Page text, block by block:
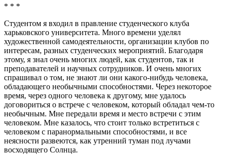
* * *
Студентом я входил в правление студенческого клуба
харьковского университета. Много времени уделял
художественной самодеятельности, организации клубов по
интересам, разных студенческих мероприятий. Благодаря
этому, я знал очень многих людей, как студентов, так и
преподавателей и научных сотрудников. И очень многих
спрашивал о том, не знают ли они какого-нибудь человека,
обладающего необычными способностями. Через некоторое
время, через одного человека к другому, мне удалось
договориться о встрече с человеком, который обладал чем-то
необычным. Мне передали время и место встречи с этим
человеком. Мне казалось, что стоит только встретиться с
человеком с паранормальными способностями, и все
неясности развеются, как утренний туман под лучами
восходящего Солнца.